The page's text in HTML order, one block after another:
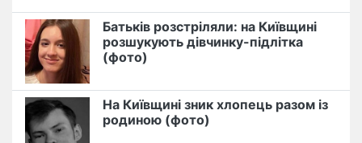
Батьків розстріляли: на Київщині
розшукують дівчинку-підлітка
(фото)
На Київщині зник хлопець разом із
родиною (фото)